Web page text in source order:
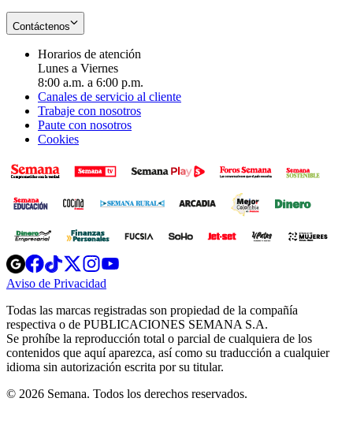
Contáctenos
Horarios de atención
Lunes a Viernes
8:00 a.m. a 6:00 p.m.
Canales de servicio al cliente
Trabaje con nosotros
Paute con nosotros
Cookies
Opens
in
new
Opens
in
new
Opens
in
new
window
Opens
new
windowwindow
Aviso de Privacidad
new
window
Todas las marcas registradas son propiedad de la compañía
respectiva o de PUBLICACIONES SEMANA S.A.
Se prohíbe la reproducción total o parcial de cualquiera de los
contenidos que aquí aparezca, así como su traducción a cualquier
idioma sin autorización escrita por su titular.
© 2026 Semana. Todos los derechos reservados.